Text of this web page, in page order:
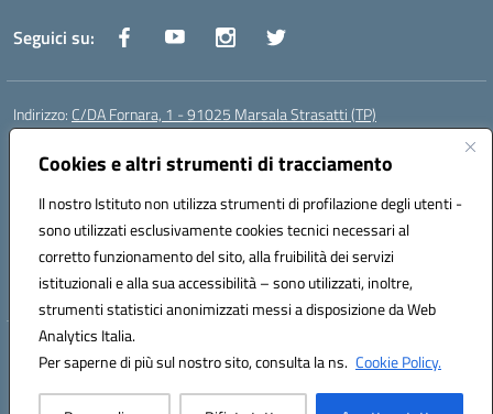
Cookies e altri strumenti di tracciamento
Il nostro Istituto non utilizza strumenti di profilazione degli utenti -
sono utilizzati esclusivamente cookies tecnici necessari al
corretto funzionamento del sito, alla fruibilità dei servizi
istituzionali e alla sua accessibilità – sono utilizzati, inoltre,
strumenti statistici anonimizzati messi a disposizione da Web
Analytics Italia.
Per saperne di più sul nostro sito, consulta la ns. Cookie Policy.
Seguici su:
Indirizzo: C/DA Fornara, 1 - 91025 Marsala Strasatti (TP)
Centralino:
Posta elettronica certificata (PEC):tpic81600v@pec.istruzione.it
Codice fiscale: 82006360810
Codice meccanografico:TPIC81600V
Codice Indice delle Pubbliche Amministrazioni (IPA): istsc_tpic81600v
Codice unico di fatturazione (CUF): UFODYY
Hosting & Powered by 3D Solution S.r.l.
Concept & Design by Designers Italia